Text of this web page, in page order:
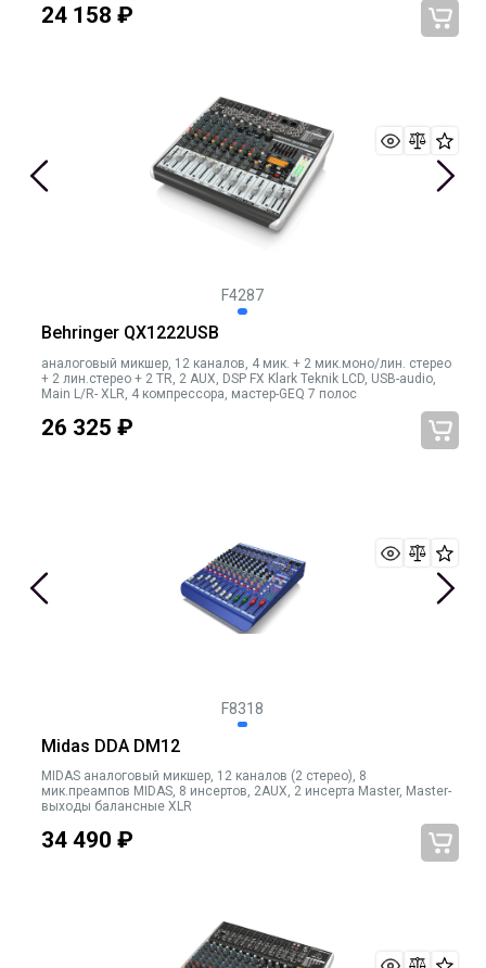
24 158 ₽
F4287
Behringer QX1222USB
аналоговый микшер, 12 каналов, 4 мик. + 2 мик.моно/лин. стерео
+ 2 лин.стерео + 2 TR, 2 AUX, DSP FX Klark Teknik LCD, USB-audio,
Main L/R- XLR, 4 компрессора, мастер-GEQ 7 полос
26 325 ₽
F8318
Midas DDA DM12
MIDAS аналоговый микшер, 12 каналов (2 стерео), 8
мик.преампов MIDAS, 8 инсертов, 2AUX, 2 инсерта Master, Master-
выходы балансные XLR
34 490 ₽